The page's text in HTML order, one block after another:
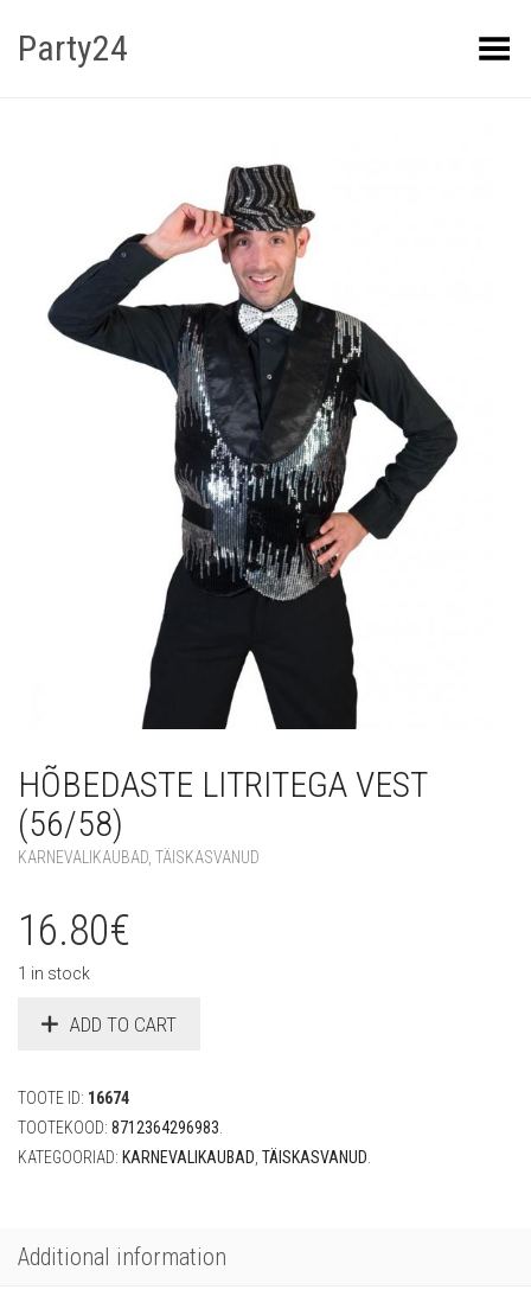
Party24 Kuva menüü
HÕBEDASTE LITRITEGA VEST
(56/58)
KARNEVALIKAUBAD TÄISKASVANUD
16.80€
1 in stock
ADD TO CART
TOOTE ID: 16674
TOOTEKOOD: 8712364296983
KATEGOORIAD: KARNEVALIKAUBAD TÄISKASVANUD
Additional information